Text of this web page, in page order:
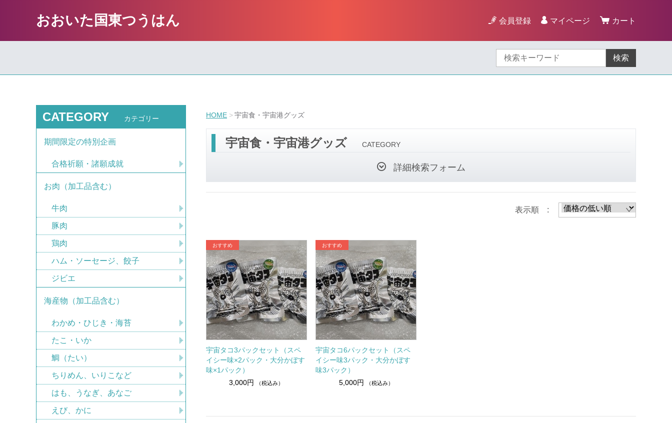
おおいた国東つうはん 会員登録 マイページ カート
検索
HOME 宇宙食・宇宙港グッズ
宇宙食・宇宙港グッズ CATEGORY
詳細検索フォーム
表示順 :
宇宙タコ3パックセット（スペ
イシー味×2パック・大分かぼす
味×1パック）
3,000円
（税込み）
宇宙タコ6パックセット（スペ
イシー味3パック・大分かぼす
味3パック）
5,000円
（税込み）
CATEGORY カテゴリー
期間限定の特別企画
合格祈願・諸願成就
お肉（加工品含む）
牛肉
豚肉
鶏肉
ハム・ソーセージ、餃子
ジビエ
海産物（加工品含む）
わかめ・ひじき・海苔
たこ・いか
鯛（たい）
ちりめん、いりこなど
はも、うなぎ、あなご
えび、かに